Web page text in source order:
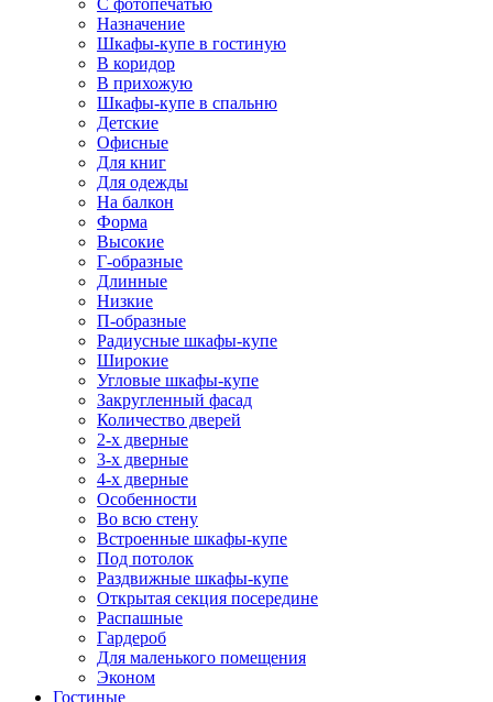
С фотопечатью
Назначение
Шкафы-купе в гостиную
В коридор
В прихожую
Шкафы-купе в спальню
Детские
Офисные
Для книг
Для одежды
На балкон
Форма
Высокие
Г-образные
Длинные
Низкие
П-образные
Радиусные шкафы-купе
Широкие
Угловые шкафы-купе
Закругленный фасад
Количество дверей
2-х дверные
3-х дверные
4-х дверные
Особенности
Во всю стену
Встроенные шкафы-купе
Под потолок
Раздвижные шкафы-купе
Открытая секция посередине
Распашные
Гардероб
Для маленького помещения
Эконом
Гостиные